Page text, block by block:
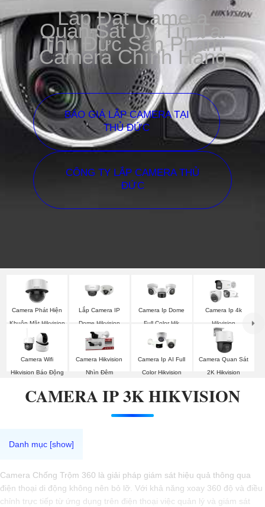
Lắp Đặt Camera
Quan Sát Uy Tín Tại
Thủ Đức Sản Phẩm
Camera Chính Hãng
BÁO GIÁ LẮP CAMERA TẠI
THỦ ĐỨC
CÔNG TY LẮP CAMERA THỦ
ĐỨC
Camera Phát Hiện
Khuôn Mặt Hikvision
Lắp Camera IP
Dome Hikvision
Camera Ip Dome
Full Color Hik
Camera Ip 4k
Hikvision
Camera Wifi
Hikvision Báo Động
Camera Hikvision
Nhìn Đêm
Camera Ip AI Full
Color Hikvision
Camera Quan Sát
2K Hikvision
CAMERA IP 3K HIKVISION
Camera Chống Trộm 360 là giải pháp giám sát hiệu quả thông qua
điện thoại di động không nên bỏ lỡ. Với khả năng xoay 360 độ và điều
chỉnh trực tiếp từ ứng dụng trên điện thoại việc quản lý và giám sát